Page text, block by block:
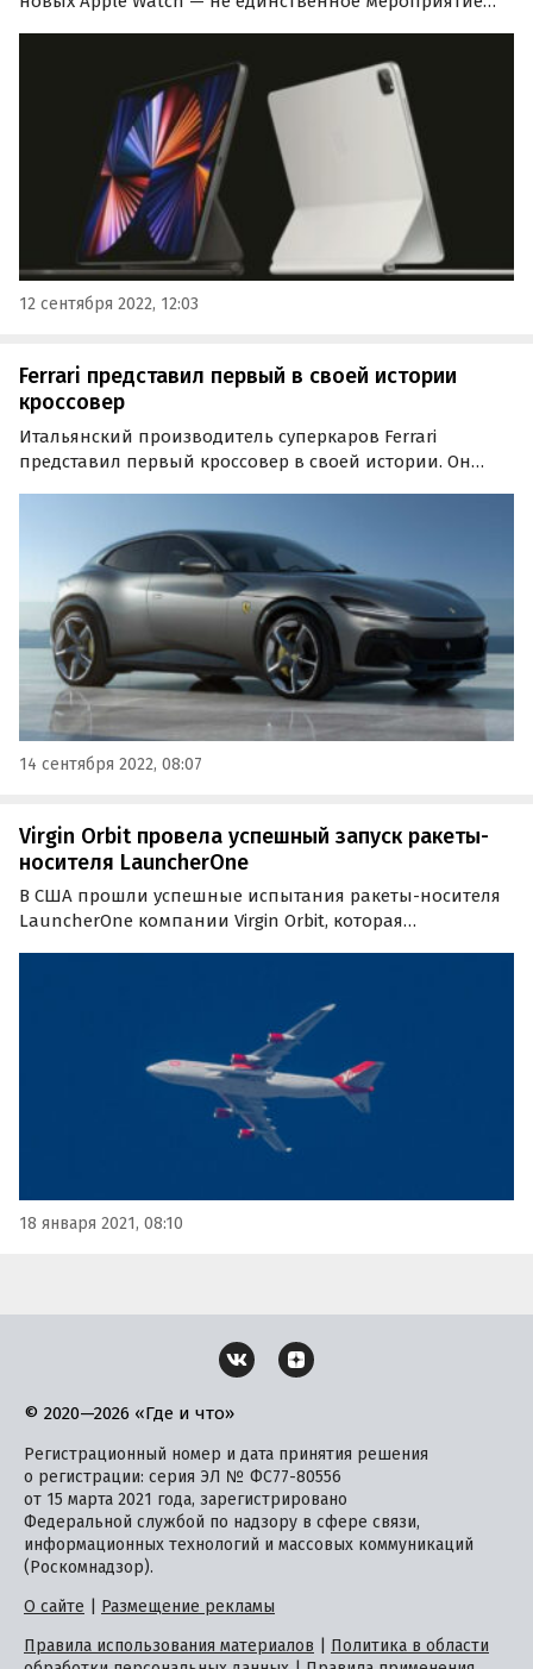
рассказали авторы портала MacRumors.
12 сентября 2022, 12:03
Ferrari представил первый в своей истории
кроссовер
Итальянский производитель суперкаров Ferrari
представил первый кроссовер в своей истории. Он
компания просит не называть его кроссовером.
14 сентября 2022, 08:07
Virgin Orbit провела успешный запуск ракеты-
носителя LauncherOne
В США прошли успешные испытания ракеты-носителя
LauncherOne компании Virgin Orbit, которая
18 января 2021, 08:10
© 2020—2026 «Где и что»
Регистрационный номер и дата принятия решения
о регистрации: серия ЭЛ № ФС77-80556
от 15 марта 2021 года, зарегистрировано
Федеральной службой по надзору в сфере связи,
информационных технологий и массовых коммуникаций
(Роскомнадзор).
О сайте
Размещение рекламы
Правила использования материалов
Политика в области